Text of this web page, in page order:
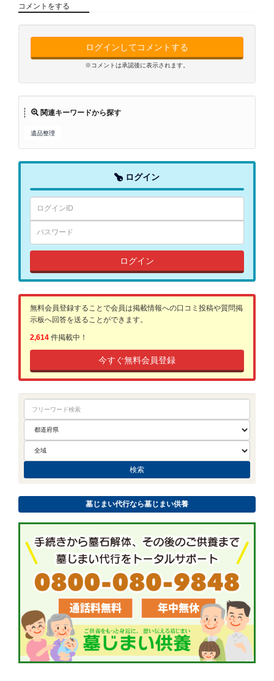
コメントをする
ログインしてコメントする
※コメントは承認後に表示されます。
関連キーワードから探す
遺品整理
ログイン
ログイン
無料会員登録することで会員は掲載情報への口コミ投稿や質問掲
示板へ回答を送ることができます。
2,614 件掲載中！
今すぐ無料会員登録
墓じまい代行なら墓じまい供養